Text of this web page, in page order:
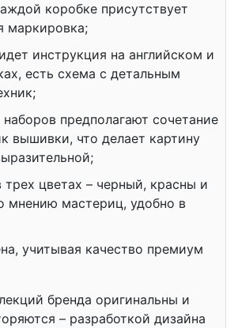
коробке присутствует
маркировка;
инструкция на английском и
есть схема с детальным
предполагают сочетание
вышивки, что делает картину
цветах – черный, красны и
мнению мастериц, удобно в
учитывая качество премиум
бренда оригинальны и
– разработкой дизайна